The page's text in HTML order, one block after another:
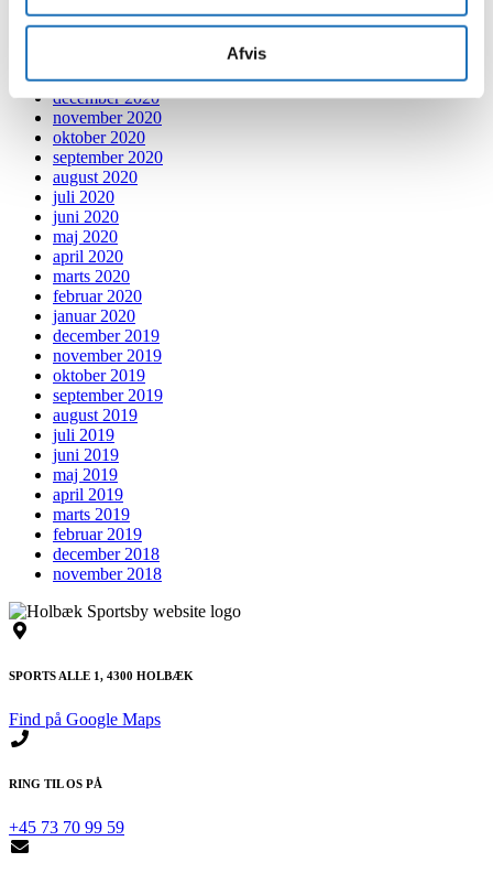
Afvis
april 2021
januar 2021
december 2020
november 2020
oktober 2020
september 2020
august 2020
juli 2020
juni 2020
maj 2020
april 2020
marts 2020
februar 2020
januar 2020
december 2019
november 2019
oktober 2019
september 2019
august 2019
juli 2019
juni 2019
maj 2019
april 2019
marts 2019
februar 2019
december 2018
november 2018
SPORTS ALLE 1, 4300 HOLBÆK
Find på Google Maps
RING TIL OS PÅ
+45 73 70 99 59